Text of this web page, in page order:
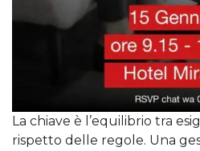
La chiave è l’equilibrio tra
rispetto delle regole. Una